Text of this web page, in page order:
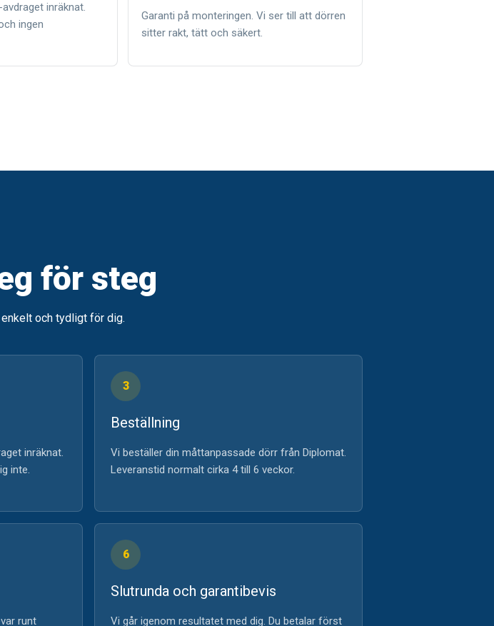
inräknat.
ingen
Garanti på monteringen. Vi ser till att dörren
sitter rakt, tätt och säkert.
för steg
och tydligt för dig.
inräknat.
inte.
3
Beställning
Vi beställer din måttanpassade dörr från Diplomat.
Leveranstid normalt cirka 4 till 6 veckor.
runt
6
Slutrunda och garantibevis
Vi går igenom resultatet med dig. Du betalar först